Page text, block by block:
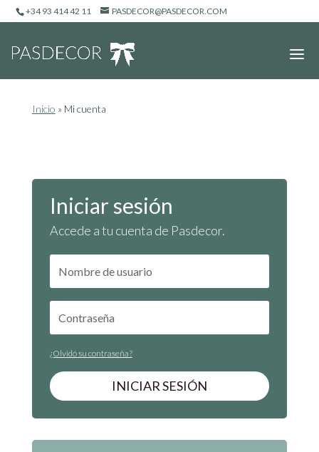
+34 93 414 42 11 PASDECOR@PASDECOR.COM
Inicio » Mi cuenta
Iniciar sesión
Accede a tu cuenta de Pasdecor.
¿Olvidó su contraseña?
INICIAR SESIÓN